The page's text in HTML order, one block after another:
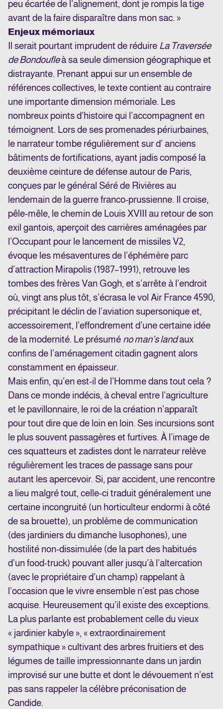
peu écartée de l’alignement, dont je rompis la tige
avant de la faire disparaître dans mon sac. »
Enjeux mémoriaux
Il serait pourtant imprudent de réduire La Traversée
de Bondoufleà sa seule dimension géographique et
distrayante. Prenant appui sur un ensemble de
références collectives, le texte contient au contraire
une importante dimension mémoriale. Les
nombreux points d’histoire qui l’accompagnent en
témoignent. Lors de ses promenades périurbaines,
le narrateur tombe régulièrement sur d’ anciens
bâtiments de fortifications, ayant jadis composé la
deuxième ceinture de défense autour de Paris,
conçues par le général Séré de Rivières au
lendemain de la guerre franco-prussienne. Il croise,
pêle-mêle, le chemin de Louis XVIII au retour de son
exil gantois, aperçoit des carrières aménagées par
l’Occupant pour le lancement de missiles V2,
évoque les mésaventures de l’éphémère parc
d’attraction Mirapolis (1987–1991), retrouve les
tombes des frères Van Gogh, et s’arrête à l’endroit
où, vingt ans plus tôt, s’écrasa le vol Air France 4590,
précipitant le déclin de l’aviation supersonique et,
accessoirement, l’effondrement d’une certaine idée
de la modernité. Le présumé no man’s landaux
confins de l’aménagement citadin gagnent alors
constamment en épaisseur.
Mais enfin, qu’en est-il de l’Homme dans tout cela ?
Dans ce monde indécis, à cheval entre l’agriculture
et le pavillonnaire, le roi de la création n’apparaît
pour tout dire que de loin en loin. Ses incursions sont
le plus souvent passagères et furtives. À l’image de
ces squatteurs et zadistes dont le narrateur relève
régulièrement les traces de passage sans pour
autant les apercevoir. Si, par accident, une rencontre
a lieu malgré tout, celle-ci traduit généralement une
certaine incongruité (un horticulteur endormi à côté
de sa brouette), un problème de communication
(des jardiniers du dimanche lusophones), une
hostilité non-dissimulée (de la part des habitués
d’un food-truck) pouvant aller jusqu’à l’altercation
(avec le propriétaire d’un champ) rappelant à
l’occasion que le vivre ensemble n’est pas chose
acquise. Heureusement qu’il existe des exceptions.
La plus parlante est probablement celle du vieux
« jardinier kabyle », « extraordinairement
sympathique » cultivant des arbres fruitiers et des
légumes de taille impressionnante dans un jardin
improvisé sur une butte et dont le dévouement n’est
pas sans rappeler la célèbre préconisation de
Candide.